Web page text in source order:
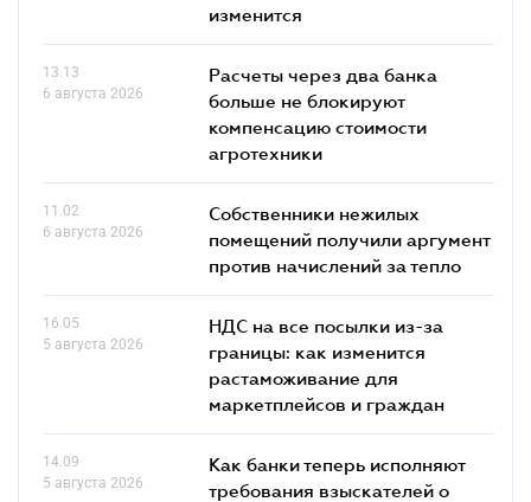
изменится
13.13
6 августа 2026
Расчеты через два банка
больше не блокируют
компенсацию стоимости
агротехники
11.02
6 августа 2026
Собственники нежилых
помещений получили аргумент
против начислений за тепло
16.05
5 августа 2026
НДС на все посылки из-за
границы: как изменится
растаможивание для
маркетплейсов и граждан
14.09
5 августа 2026
Как банки теперь исполняют
требования взыскателей о